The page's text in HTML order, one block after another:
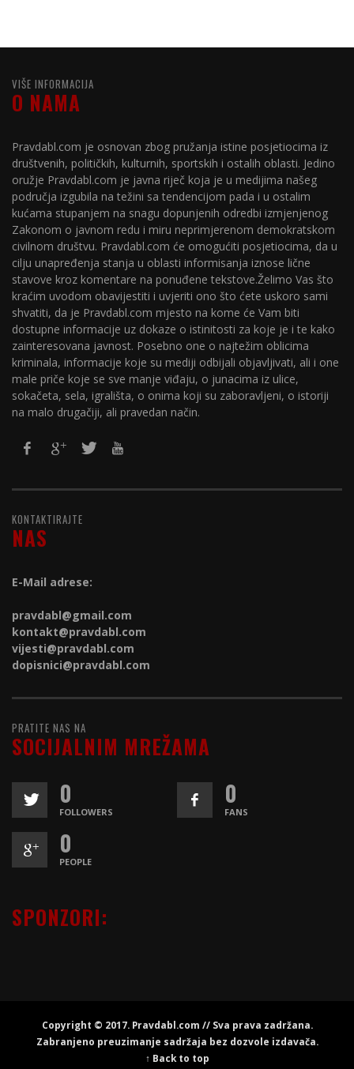
VIŠE INFORMACIJA
O NAMA
Pravdabl.com je osnovan zbog pružanja istine posjetiocima iz
društvenih, političkih, kulturnih, sportskih i ostalih oblasti. Jedino
oružje Pravdabl.com je javna riječ koja je u medijima našeg
područja izgubila na težini sa tendencijom pada i u ostalim
kućama stupanjem na snagu dopunjenih odredbi izmjenjenog
Zakonom o javnom redu i miru neprimjerenom demokratskom
civilnom društvu. Pravdabl.com će omogućiti posjetiocima, da u
cilju unapređenja stanja u oblasti informisanja iznose lične
stavove kroz komentare na ponuđene tekstove.Želimo Vas što
kraćim uvodom obavijestiti i uvjeriti ono što ćete uskoro sami
shvatiti, da je Pravdabl.com mjesto na kome će Vam biti
dostupne informacije uz dokaze o istinitosti za koje je i te kako
zainteresovana javnost. Posebno one o najtežim oblicima
kriminala, informacije koje su mediji odbijali objavljivati, ali i one
male priče koje se sve manje viđaju, o junacima iz ulice,
sokačeta, sela, igrališta, o onima koji su zaboravljeni, o istoriji
na malo drugačiji, ali pravedan način.
KONTAKTIRAJTE
NAS
E-Mail adrese:
pravdabl@gmail.com
kontakt@pravdabl.com
vijesti@pravdabl.com
dopisnici@pravdabl.com
PRATITE NAS NA
SOCIJALNIM MREŽAMA
0
FOLLOWERS
0
FANS
0
PEOPLE
SPONZORI:
Copyright © 2017. Pravdabl.com // Sva prava zadržana.
Zabranjeno preuzimanje sadržaja bez dozvole izdavača.
↑ Back to top